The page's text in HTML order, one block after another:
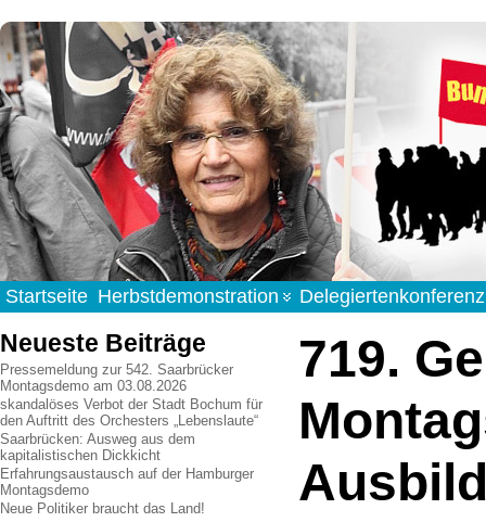
Startseite Herbstdemonstration Delegiertenkonferenz
Neueste Beiträge
Pressemeldung zur 542. Saarbrücker
Montagsdemo am 03.08.2026
skandalöses Verbot der Stadt Bochum für
den Auftritt des Orchesters „Lebenslaute“
Saarbrücken: Ausweg aus dem
kapitalistischen Dickkicht
Erfahrungsaustausch auf der Hamburger
Montagsdemo
Neue Politiker braucht das Land!
719.